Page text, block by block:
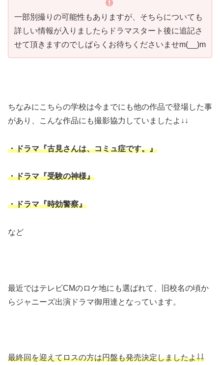
一部別撮りの可能性もありますが、そちらについても
詳しい情報が入りましたらドラマスタート後に追記さ
せて頂きますのでしばらくお待ちくださいませm(__)m
ちなみにこちらの学校は今までにも他の作品で登場した事
があり、こんな作品にも撮影協力していましたよ↓↓
・ドラマ『古見さんは、コミュ症です。』
・ドラマ『受験の神様』
・ドラマ『時効警察』
など
最近ではテレビCMのロケ地にも選ばれて、旧校名の頃か
らジャニーズ出演ドラマ御用達となっています。
最終回を迎えてロスの方は円盤も発売決定しましたよ⇩⇩